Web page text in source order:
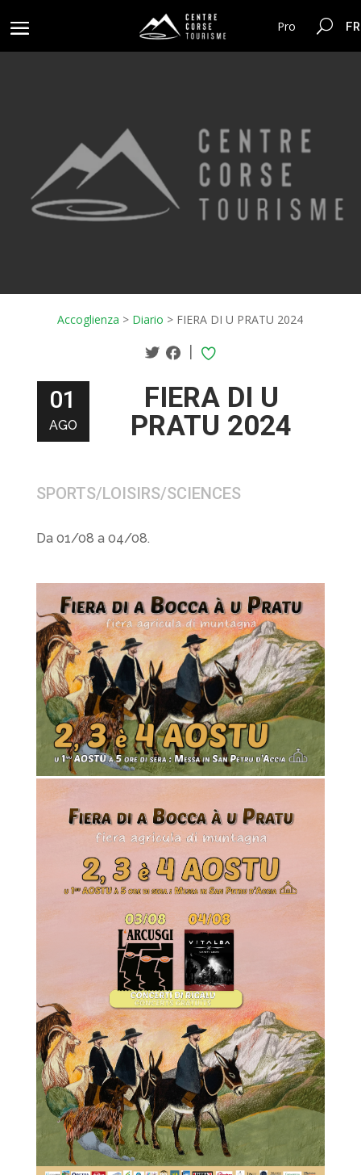
Pro
Accoglienza > Diario > FIERA DI U PRATU 2024
|
01
AGO
FIERA DI U
PRATU 2024
SPORTS/LOISIRS/SCIENCES
Da 01/08 a 04/08.